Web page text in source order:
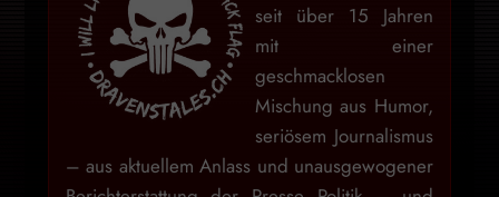
seit über 15 Jahren
mit einer
geschmacklosen
Mischung aus Humor,
seriösem Journalismus
– aus aktuellem Anlass und unausgewogener